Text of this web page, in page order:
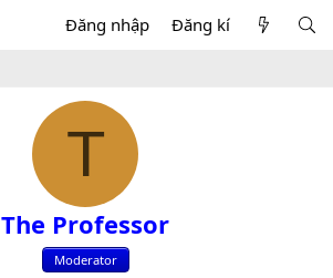
Đăng nhập Đăng kí
T
The Professor
Moderator